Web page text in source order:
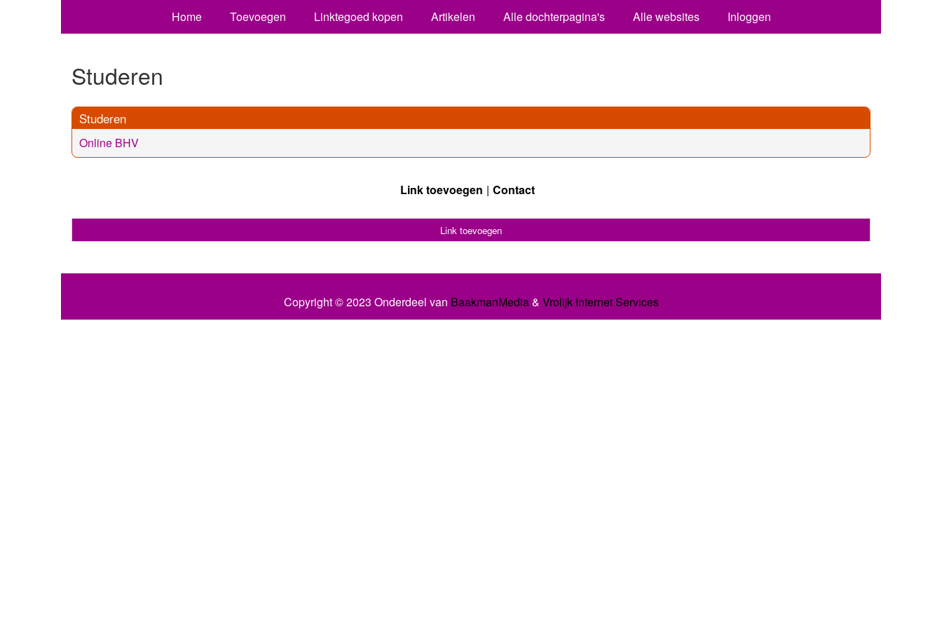
Home Toevoegen Linktegoed kopen Artikelen Alle dochterpagina's Alle websites Inloggen
Studeren
Studeren
Online BHV
Link toevoegen Contact
Link toevoegen
Copyright © 2023 Onderdeel van BaakmanMedia& Vrolijk Internet Services